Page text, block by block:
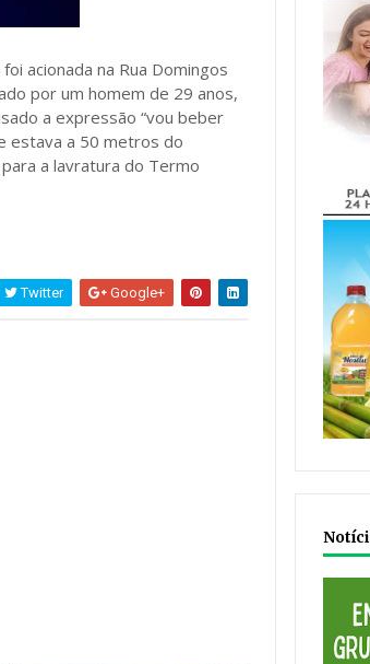
acionada na Rua Domingos
por um homem de 29 anos,
a expressão “vou beber
estava a 50 metros do
a lavratura do Termo
Twitter Google+